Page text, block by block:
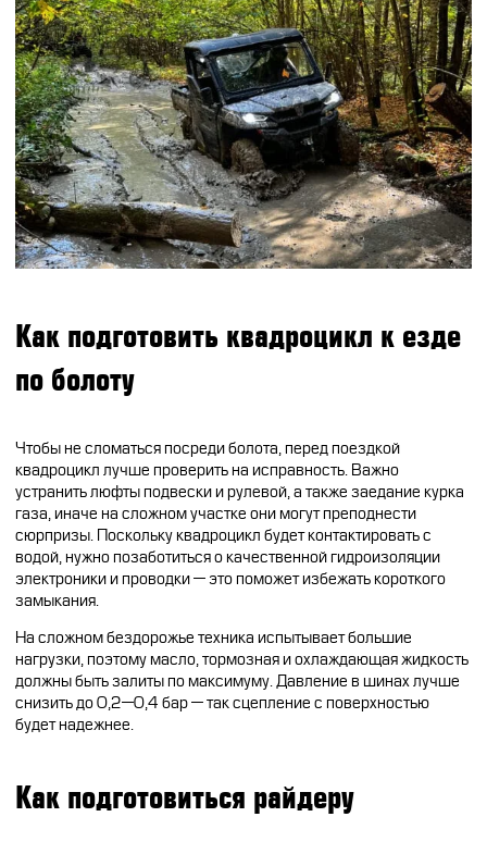
Как подготовить квадроцикл к езде
по болоту
Чтобы не сломаться посреди болота, перед поездкой
квадроцикл лучше проверить на исправность. Важно
устранить люфты подвески и рулевой, а также заедание курка
газа, иначе на сложном участке они могут преподнести
сюрпризы. Поскольку квадроцикл будет контактировать с
водой, нужно позаботиться о качественной гидроизоляции
электроники и проводки — это поможет избежать короткого
замыкания.
На сложном бездорожье техника испытывает большие
нагрузки, поэтому масло, тормозная и охлаждающая жидкость
должны быть залиты по максимуму. Давление в шинах лучше
снизить до 0,2—0,4 бар — так сцепление с поверхностью
будет надежнее.
Как подготовиться райдеру